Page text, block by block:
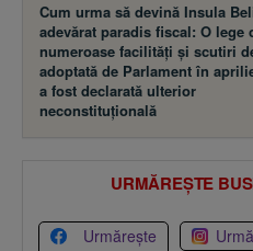
Cum urma să devină Insula
adevărat paradis fiscal: O lege
numeroase facilităţi şi scutiri
adoptată de Parlament în
a fost declarată ulterior
neconstituţională
URMĂREȘTE
Urmărește